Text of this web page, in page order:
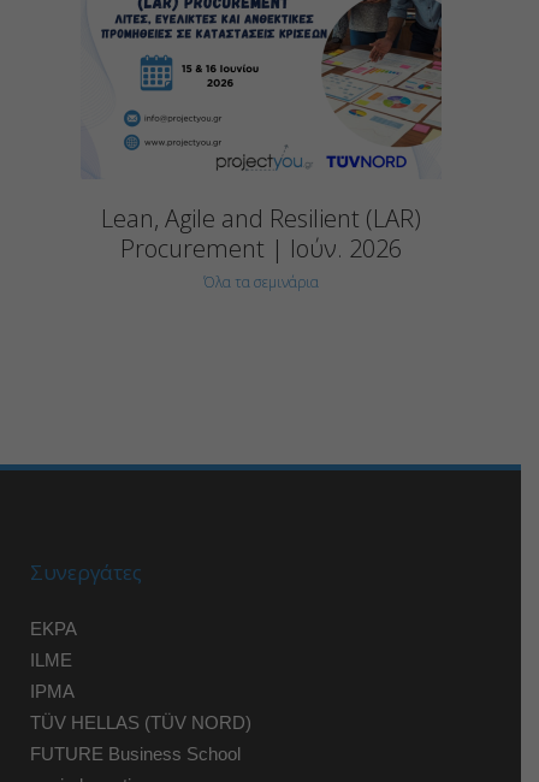
Lean, Agile and Resilient (LAR)
Procurement | Ιούν. 2026
Όλα τα σεμινάρια
Συνεργάτες
EKPA
ILME
IPMA
TÜV HELLAS (TÜV NORD)
FUTURE Business School